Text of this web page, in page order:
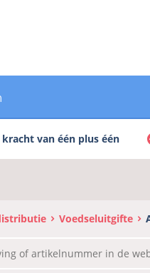
kracht van één plus één
Voedseluitgifte